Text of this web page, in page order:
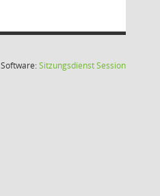
Software:SitzungsdienstSession(Wird in